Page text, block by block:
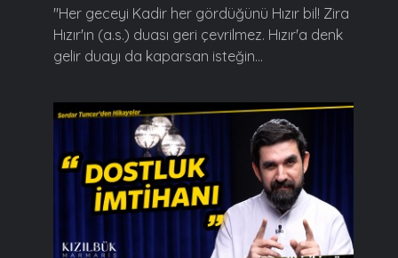
"Her geceyi Kadir her gördüğünü Hızır bil! Zira
Hızır'ın (a.s.) duası geri çevrilmez. Hızır'a denk
gelir duayı da kaparsan isteğin...